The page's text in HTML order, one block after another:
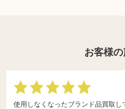
お客様
使用しなくなったブランド品買取し